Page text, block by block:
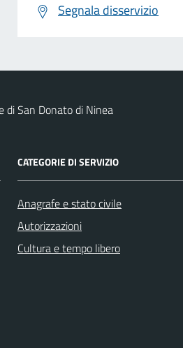
Segnala disservizio
di San Donato di Ninea
CATEGORIE DI SERVIZIO
Anagrafe e stato civile
Autorizzazioni
Cultura e tempo libero